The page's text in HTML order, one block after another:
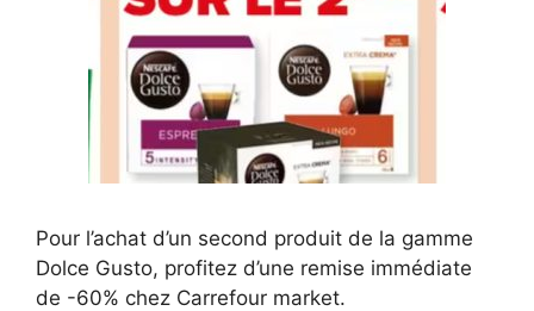
Pour l’achat d’un second produit de la gamme
Dolce Gusto, profitez d’une remise immédiate
de -60% chez Carrefour market.